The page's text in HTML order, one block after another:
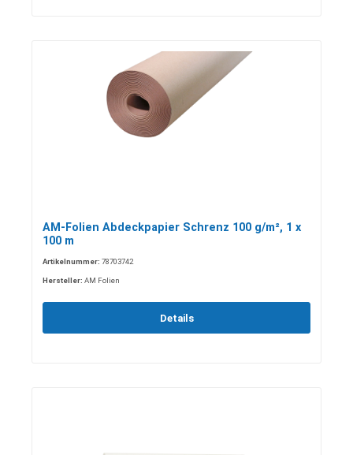
AM-Folien Abdeckpapier Schrenz 100 g/m², 1 x
100 m
Artikelnummer: 78703742
Hersteller: AM Folien
Details